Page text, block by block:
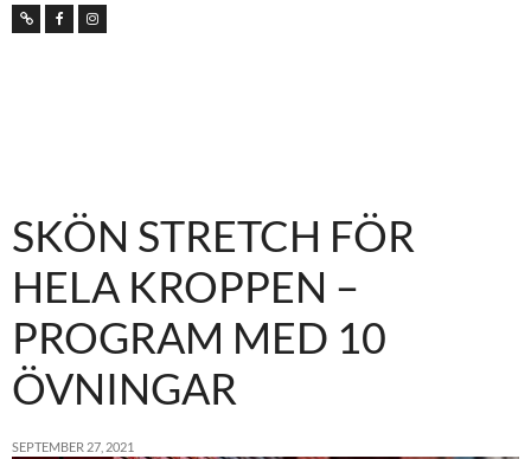
SKÖN STRETCH FÖR
HELA KROPPEN –
PROGRAM MED 10
ÖVNINGAR
SEPTEMBER 27, 2021